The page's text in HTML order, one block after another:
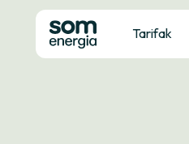
Tarifak